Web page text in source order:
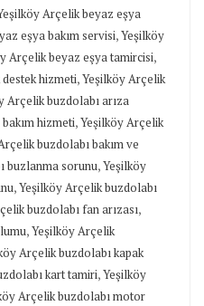
Arçelik beyaz eşya
eşya bakım servisi,Yeşilköy
Arçelik beyaz eşya tamircisi,
hizmeti,Yeşilköy Arçelik
Arçelik buzdolabı arıza
hizmeti,Yeşilköy Arçelik
buzdolabı bakım ve
buzlanma sorunu,Yeşilköy
,Yeşilköy Arçelik buzdolabı
buzdolabı fan arızası,
,Yeşilköy Arçelik
Arçelik buzdolabı kapak
kart tamiri,Yeşilköy
Arçelik buzdolabı motor